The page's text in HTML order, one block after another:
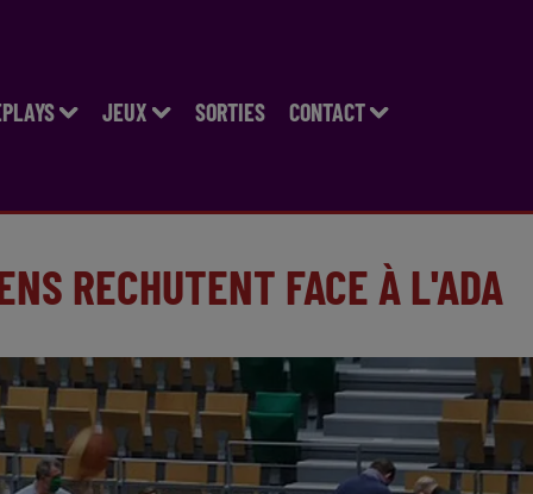
JEUX SORTIES CONTACT
RECHUTENT FACE À L'ADA